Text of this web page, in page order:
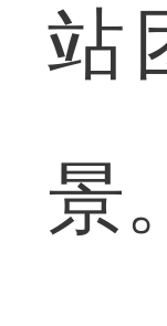
站
景。